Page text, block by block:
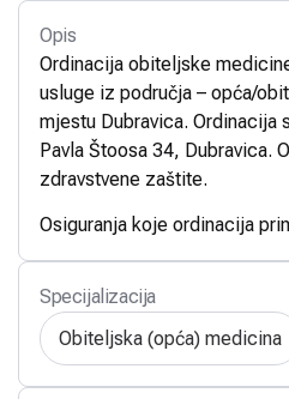
Opis
Ordinacija obiteljske
usluge iz područja – opća/
mjestu Dubravica. Ordinacija
Pavla Štoosa 34, Dubravica.
zdravstvene zaštite.
Osiguranja koje ordinacija
Specijalizacija
Obiteljska (opća) medicina